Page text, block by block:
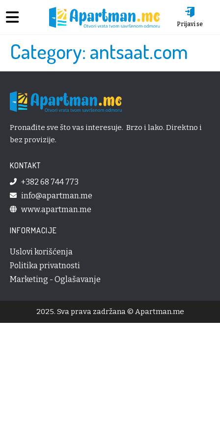
Prijavi se
Category: antsaat.com
Pronađite sve što vas interesuje. Brzo i lako. Direktno i
bez provizije.
KONTAKT
+382 68 744 773
info@apartman.me
www.apartman.me
INFORMACIJE
Uslovi korišćenja
Politika privatnosti
Marketing - Oglašavanje
2025. Sva prava zadržana © Apartman.me